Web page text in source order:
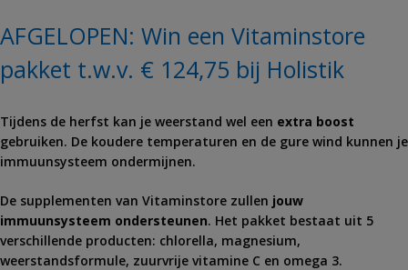
AFGELOPEN: Win een Vitaminstore
pakket t.w.v. € 124,75 bij Holistik
Tijdens de herfst kan je weerstand wel een extra boost
gebruiken. De koudere temperaturen en de gure wind kunnen je
immuunsysteem ondermijnen.
De supplementen van Vitaminstore zullen jouw
immuunsysteem ondersteunen. Het pakket bestaat uit 5
verschillende producten: chlorella, magnesium,
weerstandsformule, zuurvrije vitamine C en omega 3.